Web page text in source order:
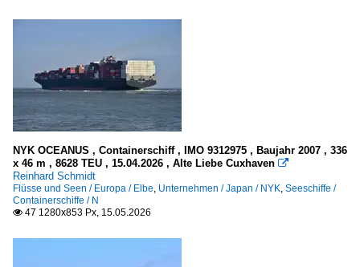
NYK OCEANUS , Containerschiff , IMO 9312975 , Baujahr 2007 , 336
x 46 m , 8628 TEU , 15.04.2026 , Alte Liebe Cuxhaven 
Reinhard Schmidt
Flüsse und Seen / Europa / Elbe, Unternehmen / Japan / NYK, Seeschiffe /
Containerschiffe / N
 47 1280x853 Px, 15.05.2026